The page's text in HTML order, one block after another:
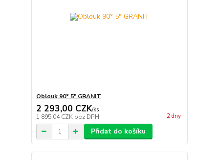
Oblouk 90° 5" GRANIT
2 293,00 CZK/ks
1 895,04 CZK bez DPH 2 dny
Přidat do košíku